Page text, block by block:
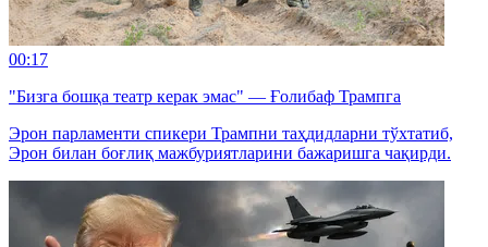
00:17
"Бизга бошқа театр керак эмас" — Ғолибаф Трампга
Эрон парламенти спикери Трампни таҳдидларни тўхтатиб,
Эрон билан боғлиқ мажбуриятларини бажаришга чақирди.